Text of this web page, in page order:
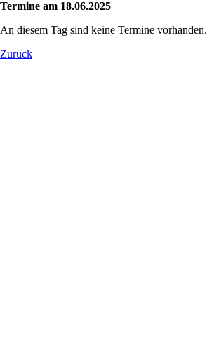
Termine am 18.06.2025
An diesem Tag sind keine Termine vorhanden.
Zurück